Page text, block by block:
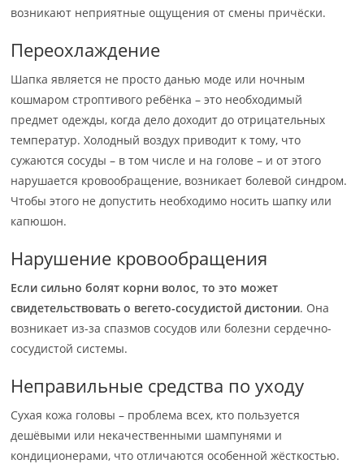
возникают неприятные ощущения от смены причёски.
Переохлаждение
Шапка является не просто данью моде или ночным
кошмаром строптивого ребёнка – это необходимый
предмет одежды, когда дело доходит до отрицательных
температур. Холодный воздух приводит к тому, что
сужаются сосуды – в том числе и на голове – и от этого
нарушается кровообращение, возникает болевой синдром.
Чтобы этого не допустить необходимо носить шапку или
капюшон.
Нарушение кровообращения
Если сильно болят корни волос, то это может
свидетельствовать о вегето-сосудистой дистонии. Она
возникает из-за спазмов сосудов или болезни сердечно-
сосудистой системы.
Неправильные средства по уходу
Сухая кожа головы – проблема всех, кто пользуется
дешёвыми или некачественными шампунями и
кондиционерами, что отличаются особенной жёсткостью.